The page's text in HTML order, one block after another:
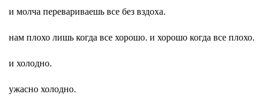
и молча перевариваешь все без вздоха.
нам плохо лишь когда все хорошо. и хорошо когда все плохо.
и холодно.
ужасно холодно.